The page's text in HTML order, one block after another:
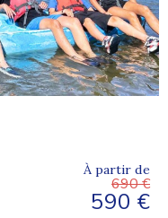
À partir de
690 €
590 €